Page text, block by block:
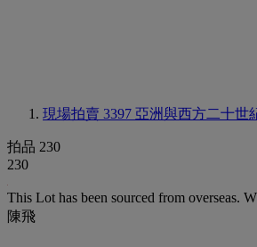
現場拍賣 3397 亞洲與西方二十世
拍品 230
230
This Lot has been sourced from overseas.
陳飛